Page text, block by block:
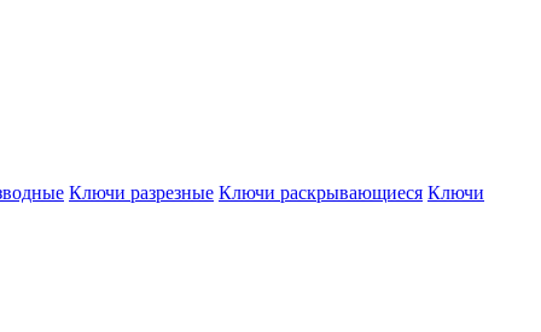
Ключи разрезные Ключи раскрывающиеся Ключи